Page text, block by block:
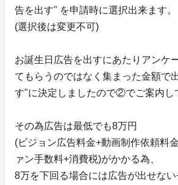
告を出す" を申請時に選択出来ます。
(選択後は変更不可)
お誕生日広告を出すにあたりアンケ
てもらうのではなく集まった金額で
す"に決定しましたので②でご案内し
その為広告は最低でも8万円
(ビジョン広告料金+動画制作依頼料
ァン手数料+消費税)がかかる為、
8万を下回る場合には広告が出せない